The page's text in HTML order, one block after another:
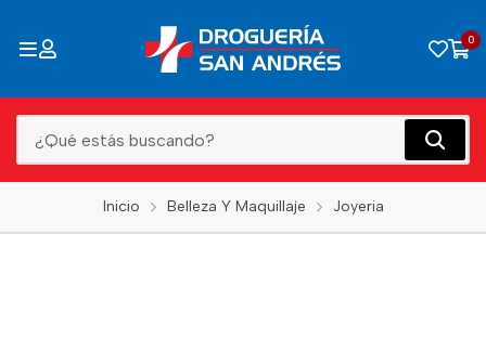
0
Inicio Belleza Y Maquillaje Joyeria